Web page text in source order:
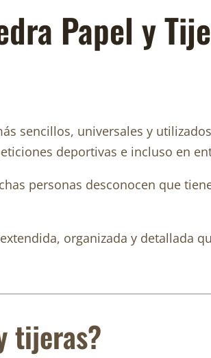
Papel y
sencillos, universales y
deportivas e incluso en
personas desconocen que
organizada y detallada
tijeras?